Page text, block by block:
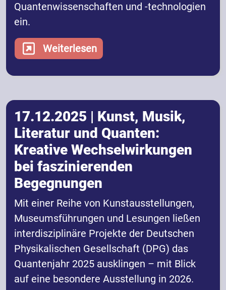
Quantenwissenschaften und -technologien
ein.
Weiterlesen
17.12.2025 | Kunst, Musik,
Literatur und Quanten:
Kreative Wechselwirkungen
bei faszinierenden
Begegnungen
Mit einer Reihe von Kunstausstellungen,
Museumsführungen und Lesungen ließen
interdisziplinäre Projekte der Deutschen
Physikalischen Gesellschaft (DPG) das
Quantenjahr 2025 ausklingen – mit Blick
auf eine besondere Ausstellung in 2026.